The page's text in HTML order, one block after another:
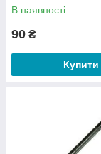
В наявності
90 ₴
Купити